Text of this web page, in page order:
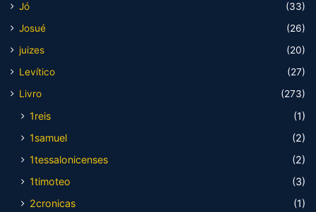
Jó
(33)
Josué
(26)
juizes
(20)
Levítico
(27)
Livro
(273)
1reis
(1)
1samuel
(2)
1tessalonicenses
(2)
1timoteo
(3)
2cronicas
(1)